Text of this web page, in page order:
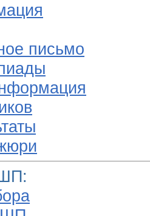
письмо